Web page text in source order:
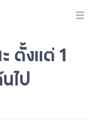
ตั้งแต่ 1
ไป